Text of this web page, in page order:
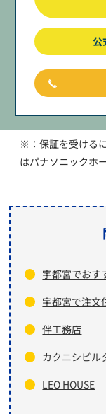
公
※：保証を受ける
はパナソニックホ
宇都宮でおす
宇都宮で注文
伴工務店
カクニシビル
LEO HOUSE